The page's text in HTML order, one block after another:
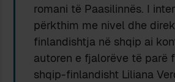
romani të Paasilinnës. I
përkthim me nivel dhe
finlandishtja në shqip ai
autoren e fjalorëve të parë
shqip-finlandisht Liliana